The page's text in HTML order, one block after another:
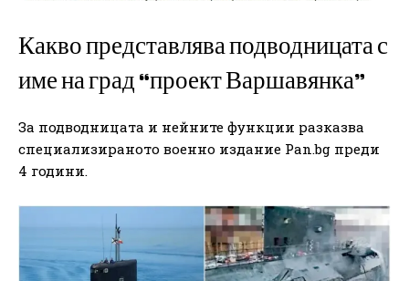
Какво представлява подводницата с
име на град “проект Варшавянка”
За подводницата и нейните функции разказва
специализираното военно издание Pan.bg преди
4 години.